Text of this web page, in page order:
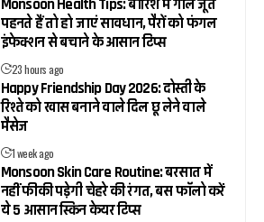
Monsoon Health Tips: बारिश में गीले जूते
पहनते हैं तो हो जाएं सावधान, पैरों को फंगल
इंफेक्शन से बचाने के आसान टिप्स
23 hours ago
Happy Friendship Day 2026: दोस्ती के
रिश्ते को खास बनाने वाले दिल छू लेने वाले
मैसेज
1 week ago
Monsoon Skin Care Routine: बरसात में
नहीं फीकी पड़ेगी चेहरे की रंगत, बस फॉलो करें
ये 5 आसान स्किन केयर टिप्स